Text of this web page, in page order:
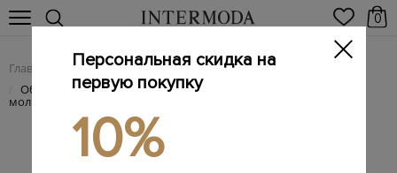
0
Главная Женщинам / Женская одежда / Женские брюки
/ Облегающие однотонные брюки с прошитыми стрелками и
молниями
Персональная скидка на
первую покупку
10%